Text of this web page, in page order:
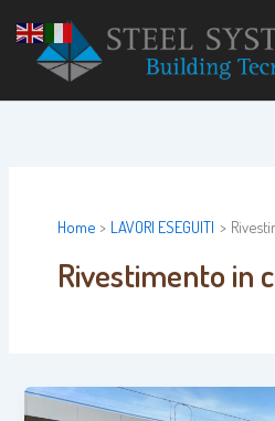
contenuto
Home LAVORI ESEGUITI
Rivestimento in